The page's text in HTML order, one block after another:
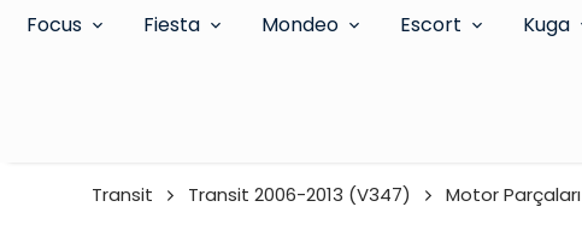
Focus Fiesta Mondeo Escort Kuga
Transit Transit 2006-2013 (V347) Motor Parçaları